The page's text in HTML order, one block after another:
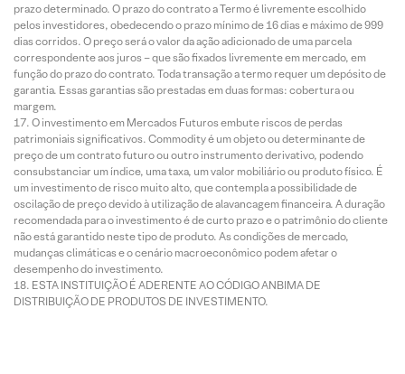
prazo determinado. O prazo do contrato a Termo é livremente escolhido
pelos investidores, obedecendo o prazo mínimo de 16 dias e máximo de 999
dias corridos. O preço será o valor da ação adicionado de uma parcela
correspondente aos juros – que são fixados livremente em mercado, em
função do prazo do contrato. Toda transação a termo requer um depósito de
garantia. Essas garantias são prestadas em duas formas: cobertura ou
margem.
O investimento em Mercados Futuros embute riscos de perdas
patrimoniais significativos. Commodity é um objeto ou determinante de
preço de um contrato futuro ou outro instrumento derivativo, podendo
consubstanciar um índice, uma taxa, um valor mobiliário ou produto físico. É
um investimento de risco muito alto, que contempla a possibilidade de
oscilação de preço devido à utilização de alavancagem financeira. A duração
recomendada para o investimento é de curto prazo e o patrimônio do cliente
não está garantido neste tipo de produto. As condições de mercado,
mudanças climáticas e o cenário macroeconômico podem afetar o
desempenho do investimento.
ESTA INSTITUIÇÃO É ADERENTE AO CÓDIGO ANBIMA DE
DISTRIBUIÇÃO DE PRODUTOS DE INVESTIMENTO.